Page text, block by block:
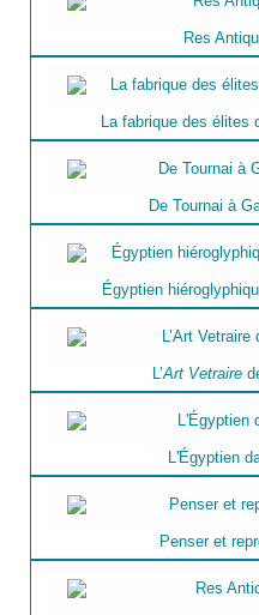
Res
La fabrique des élites
De Tournai à
Égyptien
L’Art Vetraire
L'Égyptien
Penser et